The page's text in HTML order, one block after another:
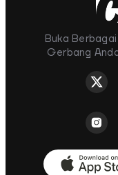
Buka
Gerbang